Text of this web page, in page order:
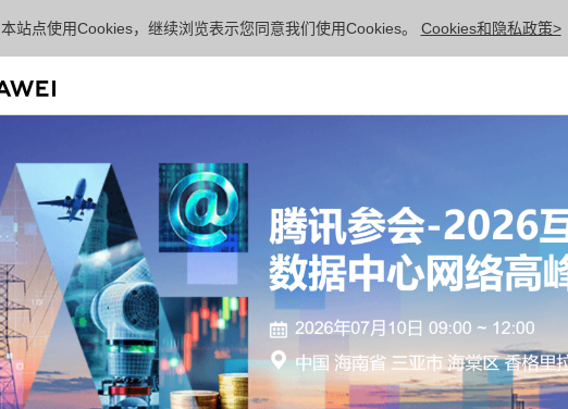
本站点使用Cookies，继续浏览表示您同意我们使用Cookies。 Cookies和隐私政策>